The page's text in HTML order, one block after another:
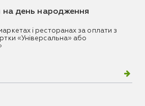
на день народження
і ресторанах за оплати з
«Універсальна» або